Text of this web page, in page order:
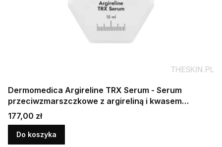
Dermomedica Argireline TRX Serum - Serum
przeciwzmarszczkowe z argireliną i kwasem
traneksamowym 15ml
Cena
177,00 zł
Do koszyka